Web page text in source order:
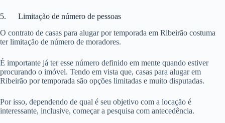
5. Limitação de número de pessoas
O contrato de casas para alugar por temporada em Ribeirão costuma
ter limitação de número de moradores.
É importante já ter esse número definido em mente quando estiver
procurando o imóvel. Tendo em vista que, casas para alugar em
Ribeirão por temporada são opções limitadas e muito disputadas.
Por isso, dependendo de qual é seu objetivo com a locação é
interessante, inclusive, começar a pesquisa com antecedência.